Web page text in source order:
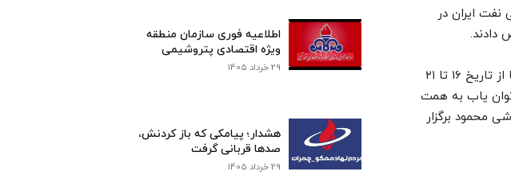
ایران در
دادند.
به گزارش این پایگاه خبری و به نقل از روابط عمومی شرکت ملی حفاری ایران، این رقابت ها از تاریخ ۱۶ تا ۲۱
توان یاب به همت
فرهنگی و ورزشی محمود برگزار
اطلاعیه فوری سازمان منطقه
ویژه اقتصادی پتروشیمی
29 خرداد 1405
هشدار؛ پیامکی که باز کردنش،
صدها قربانی گرفت
29 خرداد 1405